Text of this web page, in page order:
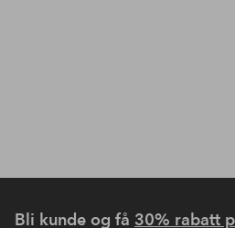
Bli kunde og få 30% rabatt